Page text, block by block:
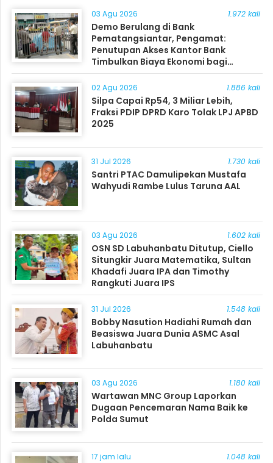
03 Agu 2026 1.972 kali
Demo Berulang di Bank
Pematangsiantar, Pengamat:
Penutupan Akses Kantor Bank
Timbulkan Biaya Ekonomi bagi
Masyarakat
02 Agu 2026 1.886 kali
Silpa Capai Rp54, 3 Miliar Lebih,
Fraksi PDIP DPRD Karo Tolak LPJ APBD
2025
31 Jul 2026 1.730 kali
Santri PTAC Damulipekan Mustafa
Wahyudi Rambe Lulus Taruna AAL
03 Agu 2026 1.602 kali
OSN SD Labuhanbatu Ditutup, Ciello
Situngkir Juara Matematika, Sultan
Khadafi Juara IPA dan Timothy
Rangkuti Juara IPS
31 Jul 2026 1.548 kali
Bobby Nasution Hadiahi Rumah dan
Beasiswa Juara Dunia ASMC Asal
Labuhanbatu
03 Agu 2026 1.180 kali
Wartawan MNC Group Laporkan
Dugaan Pencemaran Nama Baik ke
Polda Sumut
17 jam lalu 1.048 kali